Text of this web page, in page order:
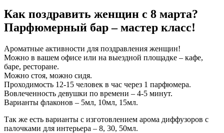
Как поздравить женщин с 8 марта?
Парфюмерный бар – мастер класс!
Ароматные активности для поздравления женщин!
Можно в вашем офисе или на выездной площадке – кафе,
баре, ресторане.
Можно стоя, можно сидя.
Проходимость 12-15 человек в час через 1 парфюмера.
Вовлеченность девушки по времени – 4-5 минут.
Варианты флаконов – 5мл, 10мл, 15мл.
Так же есть варианты с изготовлением арома диффузоров с
палочками для интерьера – 8, 30, 50мл.